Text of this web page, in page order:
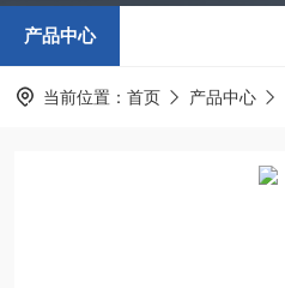
产品中心
当前位置： 首页 产品中心